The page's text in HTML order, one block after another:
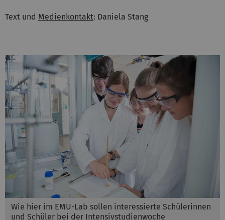
Text und Medienkontakt: Daniela Stang
Wie hier im EMU-Lab sollen interessierte Schülerinnen
und Schüler bei der Intensivstudienwoche